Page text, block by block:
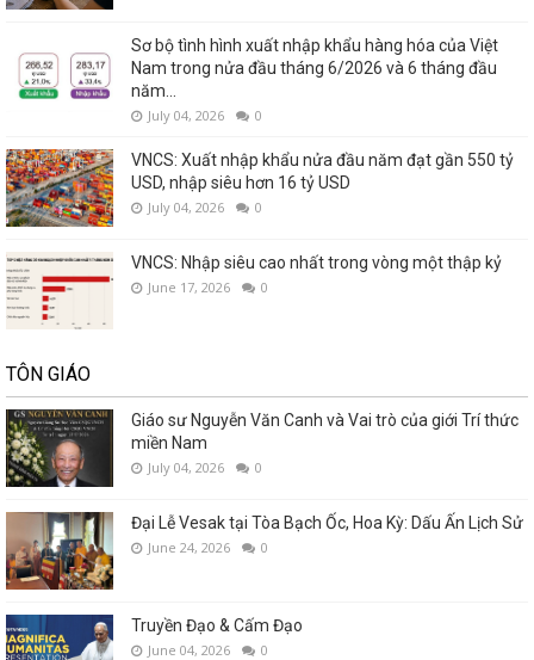
Sơ bộ tình hình xuất nhập khẩu hàng hóa của Việt
Nam trong nửa đầu tháng 6/2026 và 6 tháng đầu
năm...
July 04, 2026 0
VNCS: Xuất nhập khẩu nửa đầu năm đạt gần 550 tỷ
USD, nhập siêu hơn 16 tỷ USD
July 04, 2026 0
VNCS: Nhập siêu cao nhất trong vòng một thập kỷ
June 17, 2026 0
TÔN GIÁO
Giáo sư Nguyễn Văn Canh và Vai trò của giới Trí thức
miền Nam
July 04, 2026 0
Đại Lễ Vesak tại Tòa Bạch Ốc, Hoa Kỳ: Dấu Ấn Lịch Sử
June 24, 2026 0
Truyền Đạo & Cấm Đạo
June 04, 2026 0